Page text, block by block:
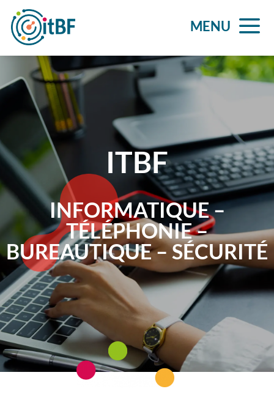
MENU a
ITBF
INFORMATIQUE –
TÉLÉPHONIE –
BUREAUTIQUE – SÉCURITÉ